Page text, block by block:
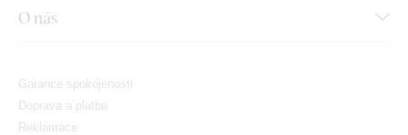
O nás
Garance spokojenosti
Doprava a platba
Reklamace